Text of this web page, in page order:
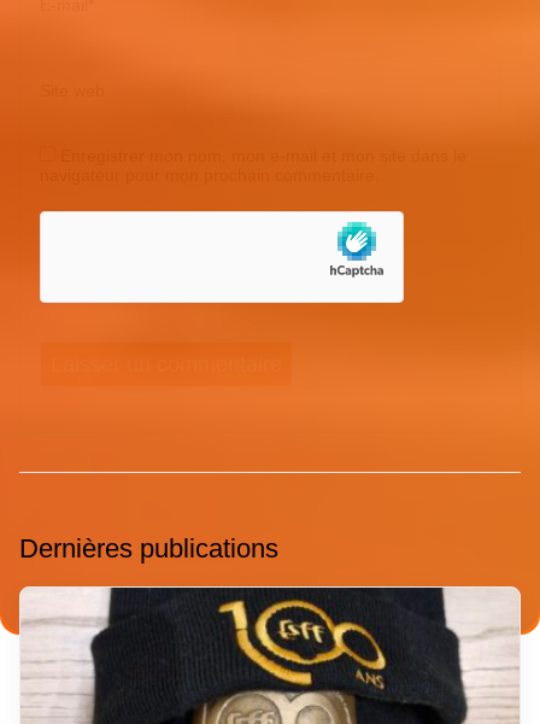
Dernières publications